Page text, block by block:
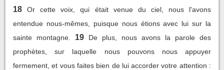
18
Or cette voix, qui était venue du ciel, nous l'avons
entendue nous-mêmes, puisque nous étions avec lui sur la
sainte montagne.
19
De plus, nous avons la parole des
prophètes, sur laquelle nous pouvons nous appuyer
fermement, et vous faites bien de lui accorder votre attention :